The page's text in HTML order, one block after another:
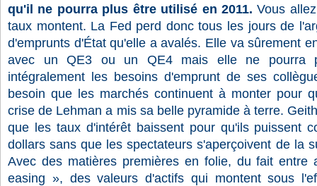
qu'il ne pourra plus être utilisé en 2011. Vous
taux montent. La Fed perd donc tous les jours de
d'emprunts d'État qu'elle a avalés. Elle va sûrement
avec un QE3 ou un QE4 mais elle ne pourra
intégralement les besoins d'emprunt de ses
besoin que les marchés continuent à monter pour
crise de Lehman a mis sa belle pyramide à terre.
que les taux d'intérêt baissent pour qu'ils puissent
dollars sans que les spectateurs s'aperçoivent de la
Avec des matières premières en folie, du fait entre
easing », des valeurs d'actifs qui montent sous